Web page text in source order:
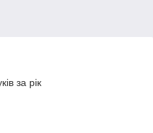
за рік